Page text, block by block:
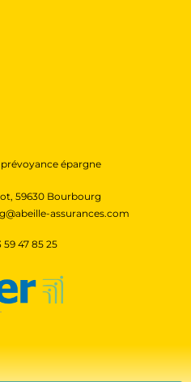
épargne
59630 Bourbourg
assurances.com
59 47 85 25